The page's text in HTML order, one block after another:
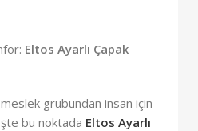
Eltos Ayarlı Çapak
grubundan insan için
bu noktada Eltos Ayarlı